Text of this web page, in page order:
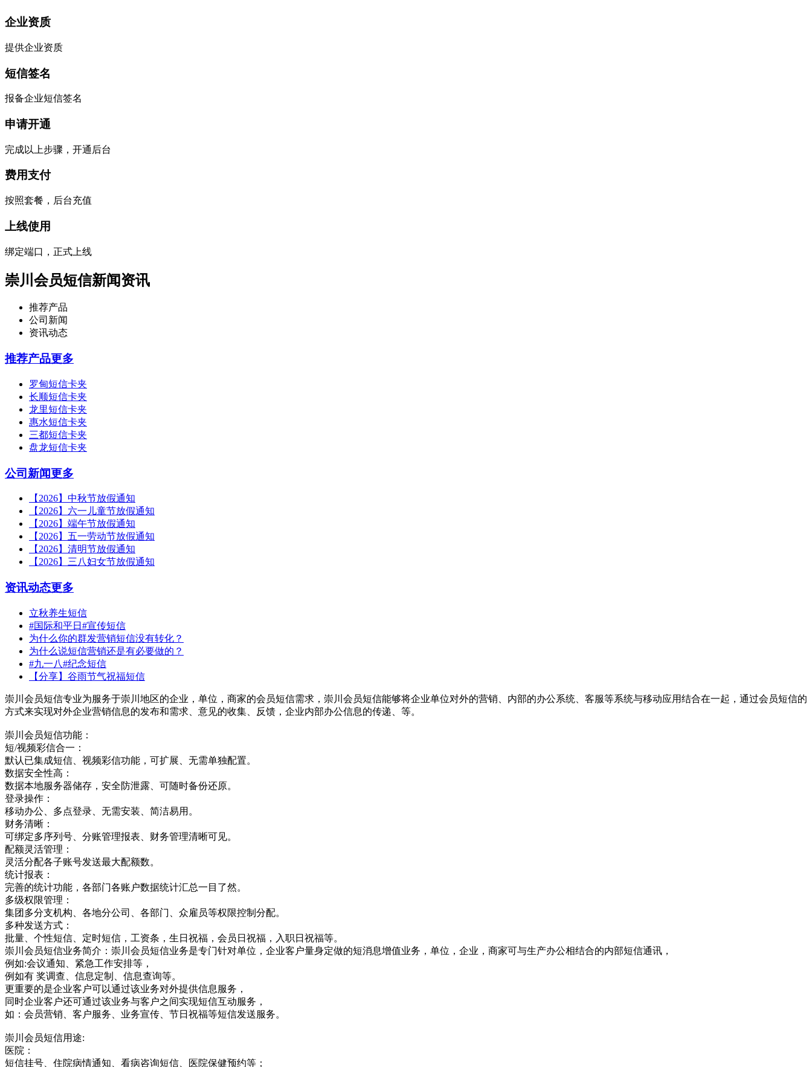
企业资质
提供企业资质
短信签名
报备企业短信签名
申请开通
完成以上步骤，开通后台
费用支付
按照套餐，后台充值
上线使用
绑定端口，正式上线
崇川会员短信新闻资讯
推荐产品
公司新闻
资讯动态
推荐产品更多
罗甸短信卡夹
长顺短信卡夹
龙里短信卡夹
惠水短信卡夹
三都短信卡夹
盘龙短信卡夹
公司新闻更多
【2026】中秋节放假通知
【2026】六一儿童节放假通知
【2026】端午节放假通知
【2026】五一劳动节放假通知
【2026】清明节放假通知
【2026】三八妇女节放假通知
资讯动态更多
立秋养生短信
#国际和平日#宣传短信
为什么你的群发营销短信没有转化？
为什么说短信营销还是有必要做的？
#九一八#纪念短信
【分享】谷雨节气祝福短信
崇川会员短信专业为服务于崇川地区的企业，单位，商家的会员短信需求，崇川会员短信能够将企业单位对外的营销、内部的办公系统、客服等系统与移动应用结合在一起，通过会员短信的
方式来实现对外企业营销信息的发布和需求、意见的收集、反馈，企业内部办公信息的传递、等。
崇川会员短信功能：
短/视频彩信合一：
默认已集成短信、视频彩信功能，可扩展、无需单独配置。
数据安全性高：
数据本地服务器储存，安全防泄露、可随时备份还原。
登录操作：
移动办公、多点登录、无需安装、简洁易用。
财务清晰：
可绑定多序列号、分账管理报表、财务管理清晰可见。
配额灵活管理：
灵活分配各子账号发送最大配额数。
统计报表：
完善的统计功能，各部门各账户数据统计汇总一目了然。
多级权限管理：
集团多分支机构、各地分公司、各部门、众雇员等权限控制分配。
多种发送方式：
批量、个性短信、定时短信，工资条，生日祝福，会员日祝福，入职日祝福等。
崇川会员短信业务简介：崇川会员短信业务是专门针对单位，企业客户量身定做的短消息增值业务，单位，企业，商家可与生产办公相结合的内部短信通讯，
例如:会议通知、紧急工作安排等，
例如有 奖调查、信息定制、信息查询等。
更重要的是企业客户可以通过该业务对外提供信息服务，
同时企业客户还可通过该业务与客户之间实现短信互动服务，
如：会员营销、客户服务、业务宣传、节日祝福等短信发送服务。
崇川会员短信用途:
医院：
短信挂号、住院病情通知、看病咨询短信、医院保健预约等；